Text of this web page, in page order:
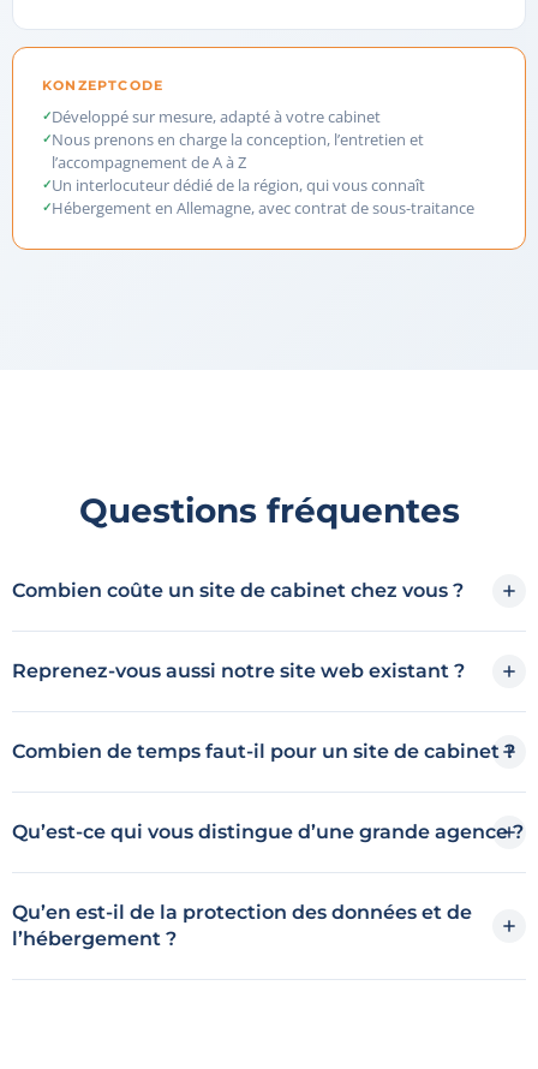
KONZEPTCODE
Développé sur mesure, adapté à votre cabinet
Nous prenons en charge la conception, l’entretien et
l’accompagnement de A à Z
Un interlocuteur dédié de la région, qui vous connaît
Hébergement en Allemagne, avec contrat de sous-traitance
Questions fréquentes
Combien coûte un site de cabinet chez vous ?
Reprenez-vous aussi notre site web existant ?
Combien de temps faut-il pour un site de cabinet ?
Qu’est-ce qui vous distingue d’une grande agence ?
Qu’en est-il de la protection des données et de
l’hébergement ?